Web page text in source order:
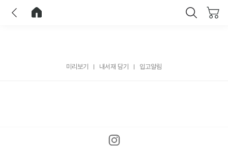
미리보기 내서재 담기 입고알림